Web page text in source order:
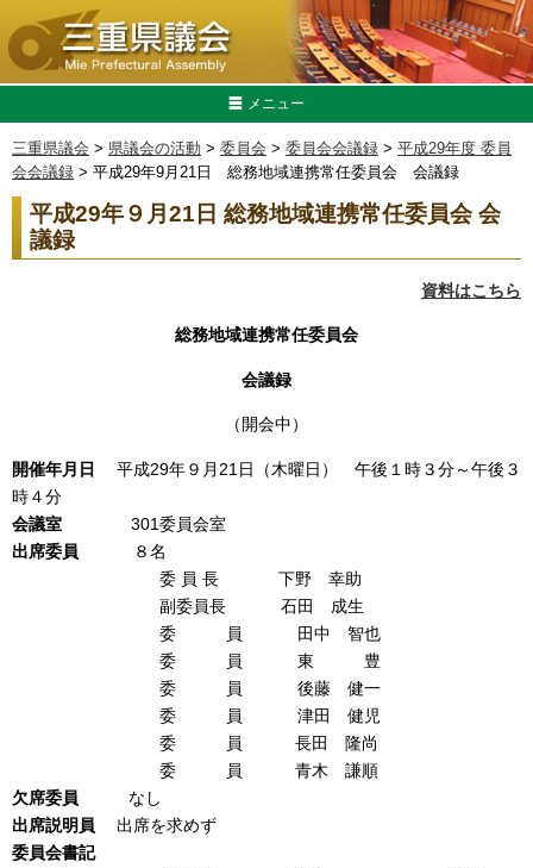
メニュー
三重県議会 > 県議会の活動 > 委員会 > 委員会会議録 > 平成29年度 委員
会会議録 > 平成29年9月21日 総務地域連携常任委員会 会議録
平成29年９月21日 総務地域連携常任委員会 会
議録
資料はこちら
総務地域連携常任委員会
会議録
（開会中）
開催年月日 平成29年９月21日（木曜日） 午後１時３分～午後３
時４分
会議室 301委員会室
出席委員 ８名
委 員 長 下野 幸助
副委員長 石田 成生
委 員 田中 智也
委 員 東 豊
委 員 後藤 健一
委 員 津田 健児
委 員 長田 隆尚
委 員 青木 謙順
欠席委員 なし
出席説明員 出席を求めず
委員会書記